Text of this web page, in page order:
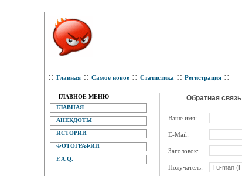
:: Главная :: Самое новое :: Статистика :: Регистрация ::
ГЛАВНОЕ МЕНЮ
ГЛАВНАЯ
АНЕКДОТЫ
ИСТОРИИ
ФОТОГРАФИИ
F.A.Q.
Обратная связь
Ваше имя:
E-Mail:
Заголовок:
Получатель: